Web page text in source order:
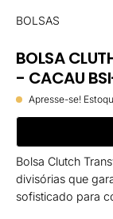
BOLSAS
BOLSA
- CACAU
Apresse-se!
Bolsa Clutch
divisórias que
sofisticado para